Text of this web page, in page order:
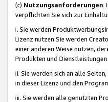
(c) Nutzungsanforderungen.
verpflichten Sie sich zur
i. Sie werden
Lizenz nutzen.Sie werden
einer anderen Weise nutzen,
Produkten und
ii. Sie werden sich an alle
in dieser Lizenz und den
iii. Sie werden alle genutzten